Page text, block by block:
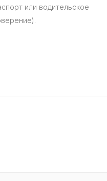
или водительское